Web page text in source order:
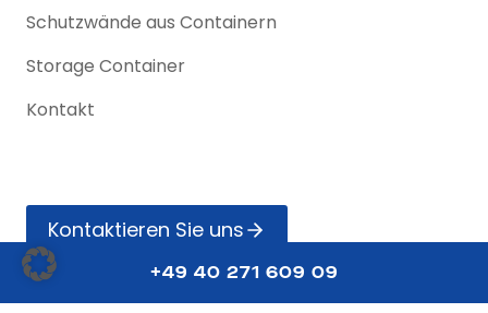
Schutzwände aus Containern
Storage Container
Kontakt
Kontak­tieren Sie uns
+49 40 271 609 09